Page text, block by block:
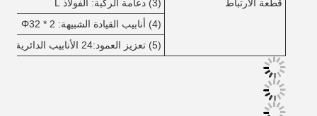
قطعة الارتباط
(3) دعامة الركبة: الفولاذ L
(4) أنابيب القيادة الشبيهة: Φ32 * 2
(5) تعزيز العمود:
24 الأنابيب الدائرية